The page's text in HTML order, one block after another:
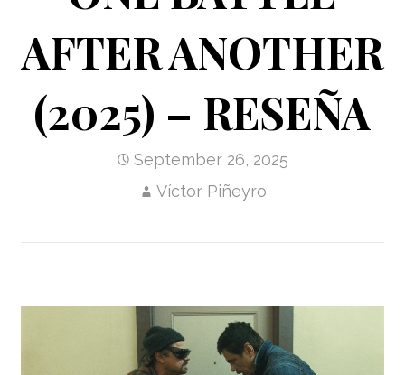
AFTER ANOTHER
(2025) – RESEÑA
September 26, 2025
Víctor Piñeyro